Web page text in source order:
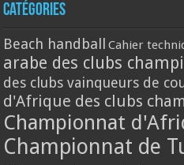
Catégories
Beach handball Cahier
arabe des clubs
des clubs vainqueurs de
d'Afrique des clubs
Championnat
Championnat de